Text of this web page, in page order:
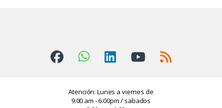
Atención: Lunes a viernes de
9:00 am - 6:00pm / sabados